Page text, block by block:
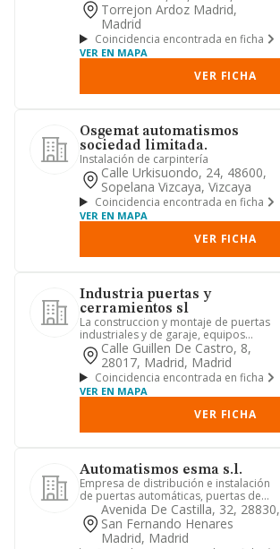
Torrejon Ardoz Madrid,
Madrid
Coincidencia encontrada en ficha
VER EN MAPA
VER FICHA
Osgemat automatismos
sociedad limitada.
Instalación de carpintería
Calle Urkisuondo, 24, 48600,
Sopelana Vizcaya, Vizcaya
Coincidencia encontrada en ficha
VER EN MAPA
VER FICHA
Industria puertas y
cerramientos sl
La construccion y montaje de puertas
industriales y de garaje, equipos
automaticos, asi como toda c...
Calle Guillen De Castro, 8,
28017, Madrid, Madrid
Coincidencia encontrada en ficha
VER EN MAPA
VER FICHA
Automatismos esma s.l.
Empresa de distribución e instalación
de puertas automáticas, puertas de
garaje, puertas industrial...
Avenida De Castilla, 32, 28830,
San Fernando Henares
Madrid, Madrid